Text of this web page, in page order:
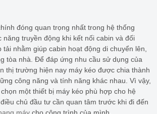
đóng quan trọng nhất trong hệ thống
năng truyền động khi kết nối cabin và đối
nhằm giúp cabin hoạt động di chuyển lên,
tòa nhà. Để đáp ứng nhu cầu sử dụng của
thị trường hiện nay máy kéo được chia thành
công năng và tính năng khác nhau. Vì vậy,
một thiết bị máy kéo phù hợp cho hệ
chủ đầu tư cần quan tâm trước khi đi đến
máy cho công trình của mình.